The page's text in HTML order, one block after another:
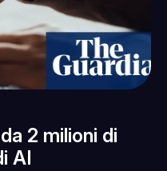
2 milioni di
AI